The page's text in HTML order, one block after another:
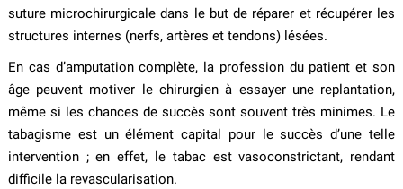
suture microchirurgicale dans le but de réparer et récupérer les
structures internes (nerfs, artères et tendons) lésées.
En cas d’amputation complète, la profession du patient et son
âge peuvent motiver le chirurgien à essayer une replantation,
même si les chances de succès sont souvent très minimes. Le
tabagisme est un élément capital pour le succès d’une telle
intervention ; en effet, le tabac est vasoconstrictant, rendant
difficile la revascularisation.